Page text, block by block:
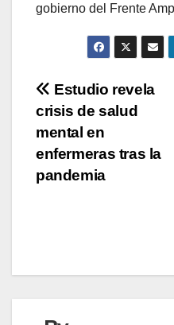
gobierno del Frente
Navegación
de
entradas
Estudio revela
crisis de salud
mental en
enfermeras tras la
pandemia